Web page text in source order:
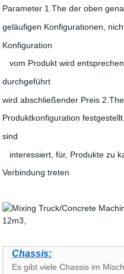
Parameter 1.The der oben
geläufigen Konfigurationen,
Konfiguration
vom Produkt wird
durchgeführt
wird abschließender Preis
Produktkonfiguration
sind
interessiert, für, Produkte zu
Verbindung treten
Chassis:
Es gibt viele Chassis im